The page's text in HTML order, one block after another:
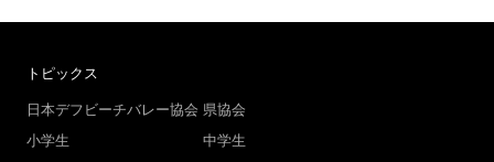
トピックス
日本デフビーチバレー協会 県協会
小学生
中学生